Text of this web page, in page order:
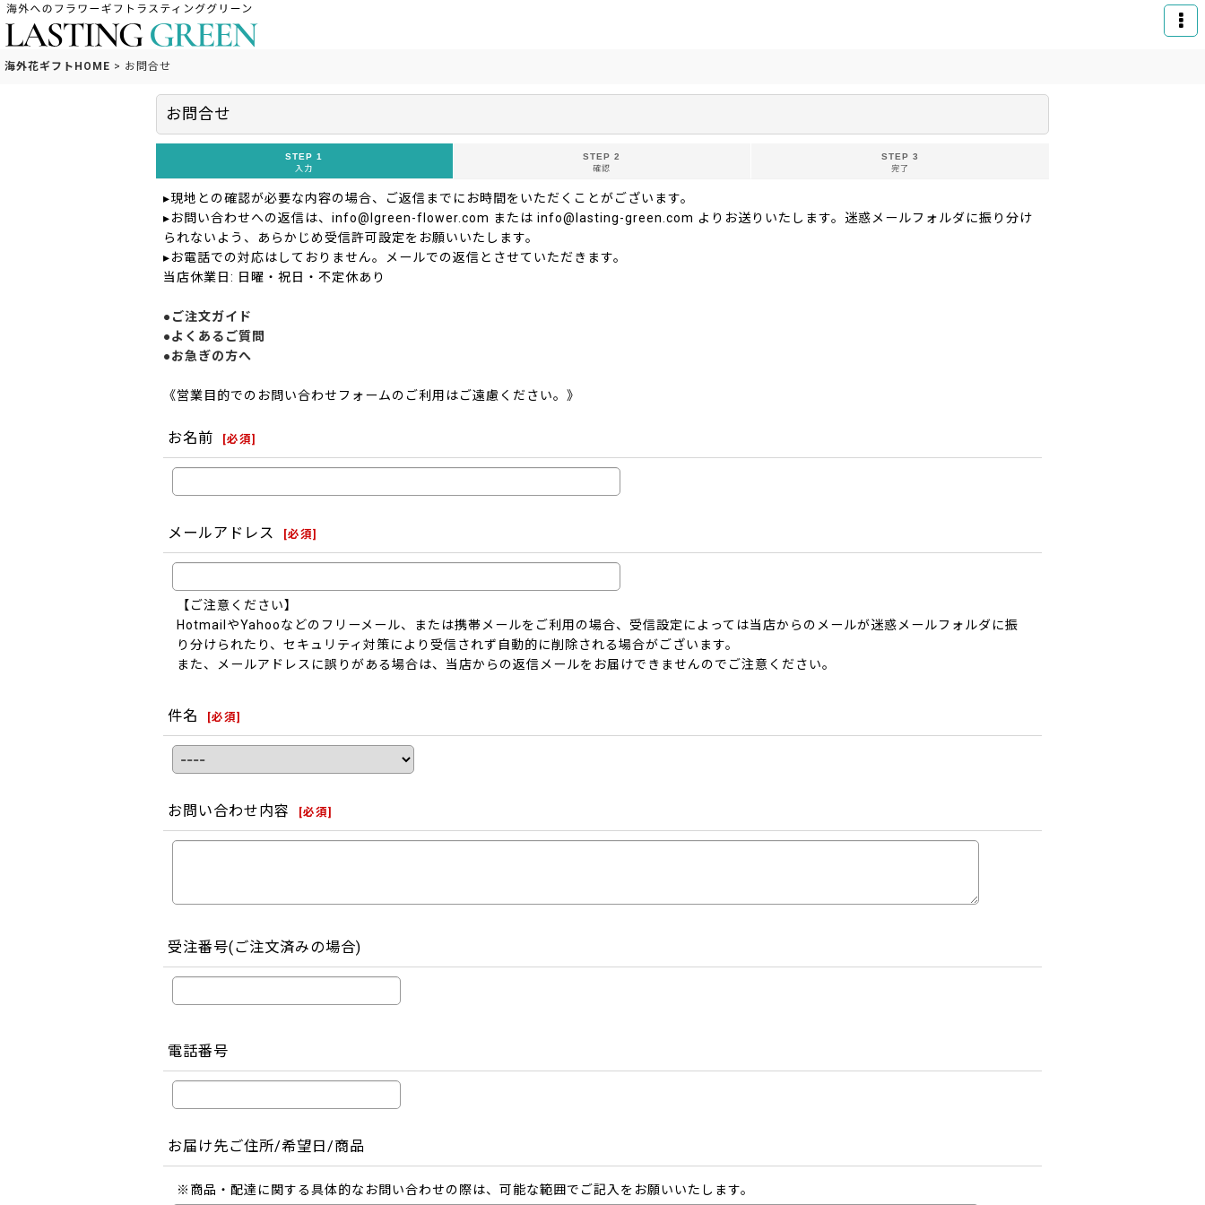
海外花ギフトHOME > お問合せ
お問合せ
STEP 1
入力
STEP 2
確認
STEP 3
完了
▸現地との確認が必要な内容の場合、ご返信までにお時間をいただくことがございます。
▸お問い合わせへの返信は、info@lgreen-flower.com または info@lasting-green.com よりお送りいたします。迷惑メールフォルダに振り分け
られないよう、あらかじめ受信許可設定をお願いいたします。
▸お電話での対応はしておりません。メールでの返信とさせていただきます。
当店休業日: 日曜・祝日・不定休あり
●ご注文ガイド
●よくあるご質問
●お急ぎの方へ
《営業目的でのお問い合わせフォームのご利用はご遠慮ください。》
お名前 [必須]
メールアドレス [必須]
【ご注意ください】
HotmailやYahooなどのフリーメール、または携帯メールをご利用の場合、受信設定によっては当店からのメールが迷惑メールフォルダに振
り分けられたり、セキュリティ対策により受信されず自動的に削除される場合がございます。
また、メールアドレスに誤りがある場合は、当店からの返信メールをお届けできませんのでご注意ください。
件名 [必須]
お問い合わせ内容 [必須]
受注番号(ご注文済みの場合)
電話番号
お届け先ご住所/希望日/商品
※商品・配達に関する具体的なお問い合わせの際は、可能な範囲でご記入をお願いいたします。